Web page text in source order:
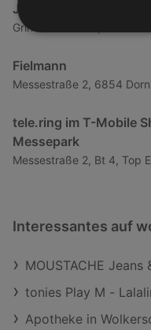
JET Tankstellen Austria
Grindelstraße 16, 6890
Fielmann
Messestraße 2, 6854
tele.ring im T-Mobile
Messepark
Messestraße 2, Bt 4, Top
Interessantes auf
MOUSTACHE
tonies Play M -
Apotheke in